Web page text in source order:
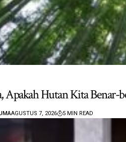
Hutan Kita Benar-
AGUSTUS 7, 2026 5 MIN READ